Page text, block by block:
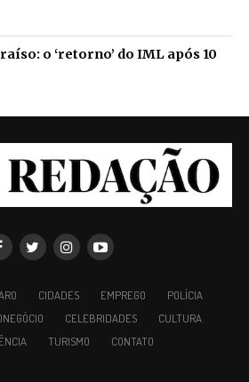
o ‘retorno’ do IML após 10
CIDADES EMPREGO
POLÍCIA
CELEBRIDADES
CULTURA
TURISMO CONTATO